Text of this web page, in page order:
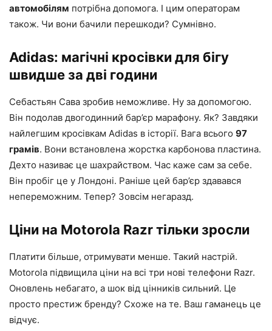
автомобілям потрібна допомога. І цим операторам
також. Чи вони бачили перешкоди? Сумнівно.
Adidas: магічні кросівки для бігу
швидше за дві години
Себастьян Сава зробив неможливе. Ну за допомогою.
Він подолав двогодинний бар’єр марафону. Як? Завдяки
найлегшим кросівкам Adidas в історії. Вага всього 97
грамів. Вони встановлена ​​жорстка карбонова пластина.
Дехто називає це шахрайством. Час каже сам за себе.
Він пробіг це у Лондоні. Раніше цей бар’єр здавався
непереможним. Тепер? Зовсім негаразд.
Ціни на Motorola Razr тільки зросли
Платити більше, отримувати менше. Такий настрій.
Motorola підвищила ціни на всі три нові телефони Razr.
Оновлень небагато, а шок від цінників сильний. Це
просто престиж бренду? Схоже на те. Ваш гаманець це
відчує.